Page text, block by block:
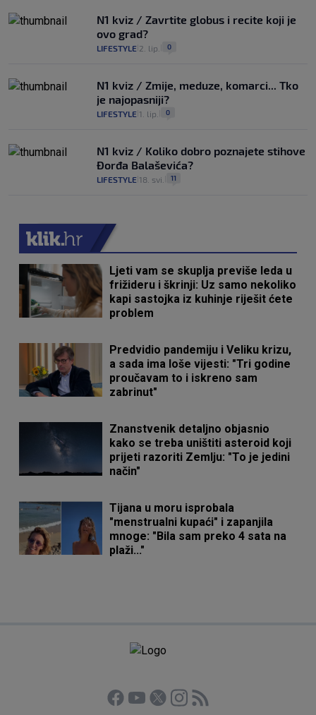
N1 kviz / Zavrtite globus i recite koji je
ovo grad?
LIFESTYLE 2. lip. 0
N1 kviz / Zmije, meduze, komarci... Tko
je najopasniji?
LIFESTYLE 1. lip. 0
N1 kviz / Koliko dobro poznajete stihove
Đorđa Balaševića?
LIFESTYLE 18. svi. 11
Ljeti vam se skuplja previše leda u
frižideru i škrinji: Uz samo nekoliko
kapi sastojka iz kuhinje riješit ćete
problem
Predvidio pandemiju i Veliku krizu,
a sada ima loše vijesti: "Tri godine
proučavam to i iskreno sam
zabrinut"
Znanstvenik detaljno objasnio
kako se treba uništiti asteroid koji
prijeti razoriti Zemlju: "To je jedini
način"
Tijana u moru isprobala
"menstrualni kupaći" i zapanjila
mnoge: "Bila sam preko 4 sata na
plaži..."